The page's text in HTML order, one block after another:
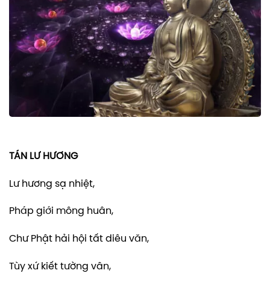
TÁN LƯ HƯƠNG
Lư hương sạ nhiệt,
Pháp giới mông huân,
Chư Phật hải hội tất diêu văn,
Tùy xứ kiết tường vân,